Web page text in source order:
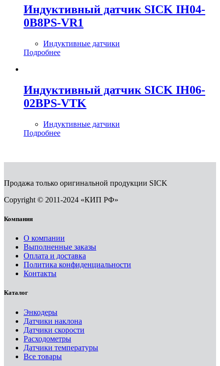
Индуктивный датчик SICK IH04-
0B8PS-VR1
Индуктивные датчики
Подробнее
Индуктивный датчик SICK IH06-
02BPS-VTK
Индуктивные датчики
Подробнее
Продажа только оригинальной продукции SICK
Copyright © 2011-2024 «КИП РФ»
Компания
О компании
Выполненные заказы
Оплата и доставка
Политика конфиденциальности
Контакты
Каталог
Энкодеры
Датчики наклона
Датчики скорости
Расходометры
Датчики температуры
Все товары